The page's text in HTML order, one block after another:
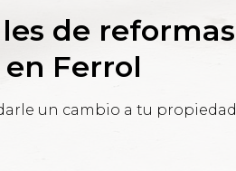
de reformas
Ferrol
un cambio a tu propiedad